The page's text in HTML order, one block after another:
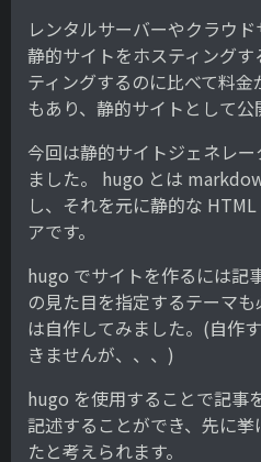
レンタルサーバーやクラウド
静的サイトをホスティング
ティングするのに比べて料
もあり、静的サイトとして公
今回は静的サイトジェネレ
ました。 hugo とは
し、それを元に静的な
アです。
hugo でサイトを作るには記
の見た目を指定するテーマ
は自作してみました。(自作
きませんが、、、)
hugo を使用することで記事
記述することができ、先に
たと考えられます。